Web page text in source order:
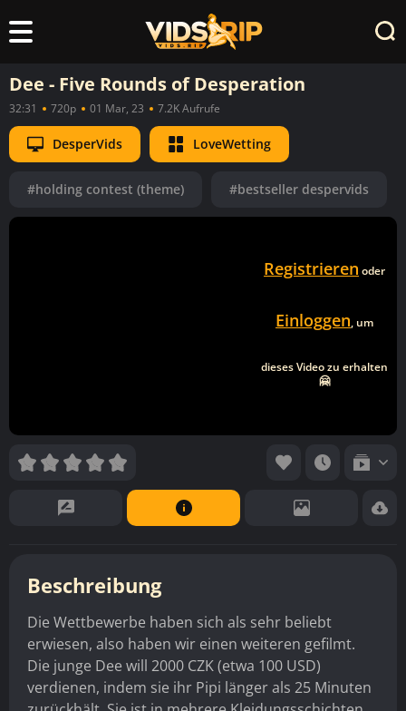
Dee - Five Rounds of Desperation
32:31 720p 01 Mar, 23 7.2K Aufrufe
DesperVids LoveWetting
#holding contest (theme) #bestseller despervids
Registrieren oder
Einloggen, um
dieses Video zu erhalten
🤗
Beschreibung
Die Wettbewerbe haben sich als sehr beliebt
erwiesen, also haben wir einen weiteren gefilmt.
Die junge Dee will 2000 CZK (etwa 100 USD)
verdienen, indem sie ihr Pipi länger als 25 Minuten